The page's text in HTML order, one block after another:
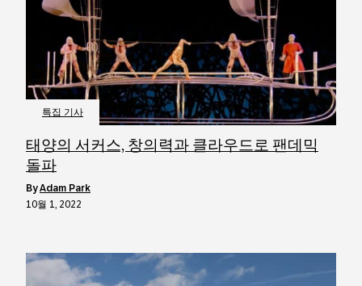
특집 기사
태양의 서커스, 창의력과 클라우드로 팬데믹
돌파
byAdam Park
10월 1, 2022